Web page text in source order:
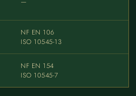
NF EN 106
ISO 10545-13
NF EN 154
ISO 10545-7